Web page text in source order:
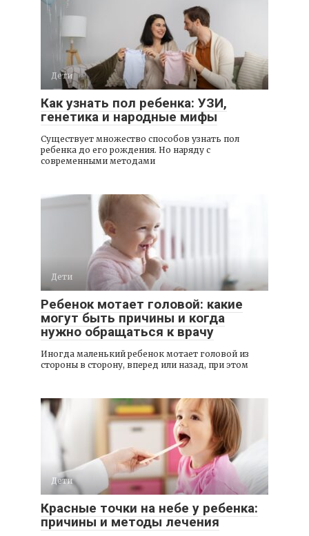
Дети
Как узнать пол ребенка: УЗИ,
генетика и народные мифы
Существует множество способов узнать пол
ребенка до его рождения. Но наряду с
современными методами
Дети
Ребенок мотает головой: какие
могут быть причины и когда
нужно обращаться к врачу
Иногда маленький ребенок мотает головой из
стороны в сторону, вперед или назад, при этом
Дети
Красные точки на небе у ребенка:
причины и методы лечения